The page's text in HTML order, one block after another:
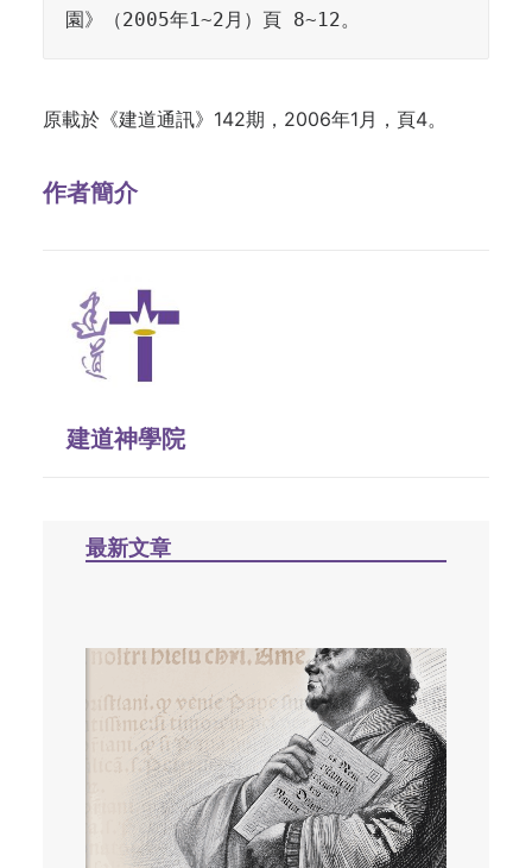
園》（2005年1~2月）頁 8~12。
原載於《建道通訊》142期，2006年1月，頁4。
作者簡介
建道神學院
最新文章